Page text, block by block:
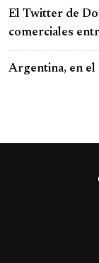
El Twitter de
comerciales
Argentina, en el